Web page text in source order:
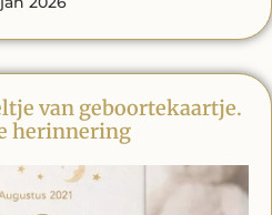
van geboortekaartje.
herinnering